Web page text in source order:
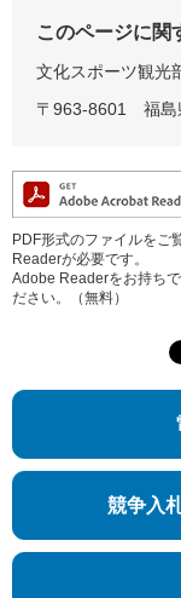
このページに関
文化スポーツ観光
〒963-8601
福島
PDF形式のファイルをご
Readerが必要です。
Adobe Readerをお持ち
ださい。（無料）
競争入